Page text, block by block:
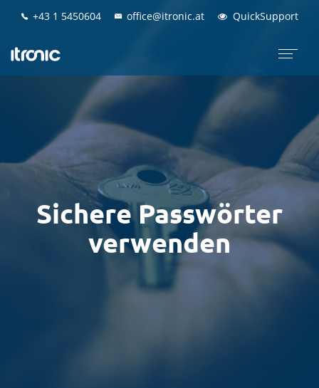
+43 1 5450604
+43 1 5450604 office@itronic.at
office@itronic.at QuickSupport
QuickSupport
Sichere Passwörter
verwenden